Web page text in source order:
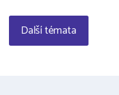
Další témata